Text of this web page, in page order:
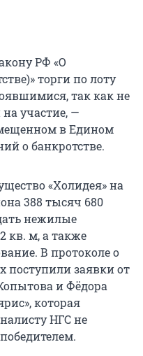
РФ «О
торги по лоту
так как не
участие, —
в Едином
о банкротстве.
«Холидея» на
388 тысяч 680
нежилые
кв. м, а также
В протоколе о
поступили заявки от
и Фёдора
которая
НГС не